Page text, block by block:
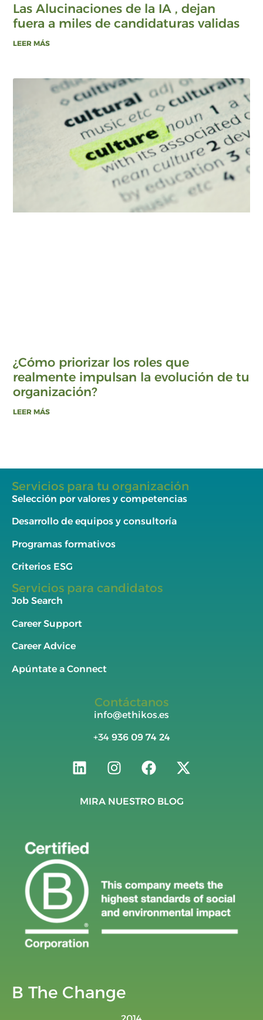
Las Alucinaciones de la IA , dejan
fuera a miles de candidaturas validas
LEER MÁS
¿Cómo priorizar los roles que
realmente impulsan la evolución de tu
organización?
LEER MÁS
Servicios para tu organización
Selección por valores y competencias
Desarrollo de equipos y consultoría
Programas formativos
Criterios ESG
Servicios para candidatos
Job Search
Career Support
Career Advice
Apúntate a Connect
Contáctanos
info@ethikos.es
+34 936 09 74 24
MIRA NUESTRO BLOG
B The Change